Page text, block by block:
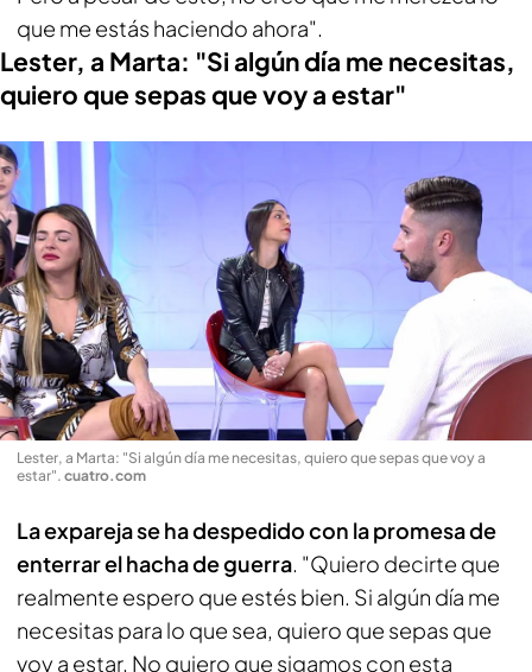
que me estás haciendo ahora".
Lester, a Marta: "Si algún día me necesitas,
quiero que sepas que voy a estar"
Lester, a Marta: "Si algún día me necesitas, quiero que sepas que voy a
estar". cuatro.com
La expareja se ha despedido con la promesa de
enterrar el hacha de guerra. "Quiero decirte que
realmente espero que estés bien. Si algún día me
necesitas para lo que sea, quiero que sepas que
voy a estar. No quiero que sigamos con esta